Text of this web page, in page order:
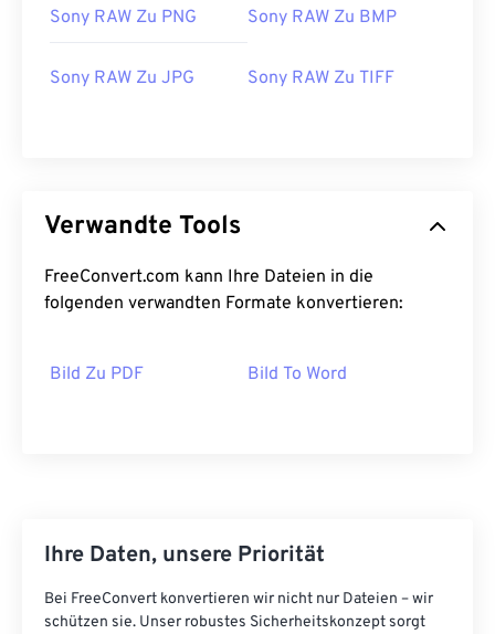
Sony RAW Zu PNG Sony RAW Zu BMP
Sony RAW Zu JPG Sony RAW Zu TIFF
Verwandte Tools
FreeConvert.com kann Ihre Dateien in die
folgenden verwandten Formate konvertieren:
Bild Zu PDF Bild To Word
Ihre Daten, unsere Priorität
Bei FreeConvert konvertieren wir nicht nur Dateien – wir
schützen sie. Unser robustes Sicherheitskonzept sorgt